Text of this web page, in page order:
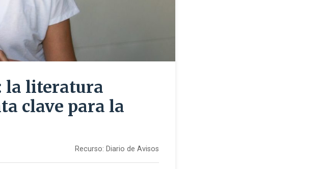
la literatura
clave para la
Recurso: Diario de Avisos